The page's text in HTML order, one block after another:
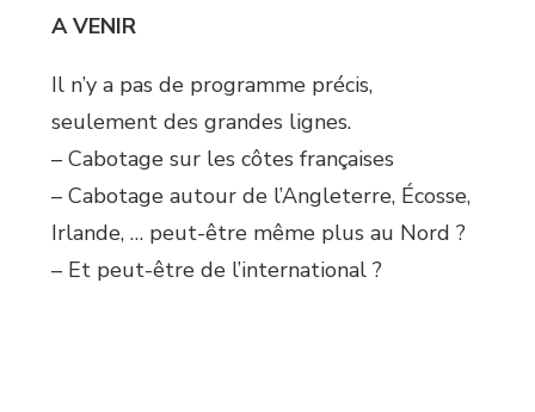
A VENIR
Il n’y a pas de programme précis,
seulement des grandes lignes.
– Cabotage sur les côtes françaises
– Cabotage autour de l’Angleterre, Écosse,
Irlande, … peut-être même plus au Nord ?
– Et peut-être de l’international ?